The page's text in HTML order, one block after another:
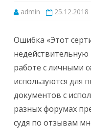
admin 25.12.2018
Ошибка «Этот
работе с личными
используются для
документов с
разных форумах
судя по отзывам